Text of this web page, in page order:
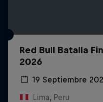
Red Bull Batalla
2026
19 Septiembre
Lima, Peru